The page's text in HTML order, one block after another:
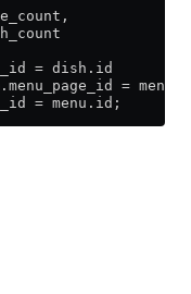
= dish . id
. menu_page_id =
= menu . id ;